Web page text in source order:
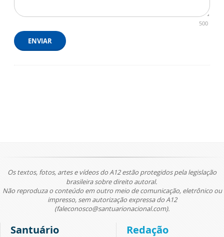
500
ENVIAR
Os textos, fotos, artes e vídeos do A12 estão protegidos pela legislação
brasileira sobre direito autoral.
Não reproduza o conteúdo em outro meio de comunicação, eletrônico ou
impresso, sem autorização expressa do A12
(faleconosco@santuarionacional.com).
Santuário Redação